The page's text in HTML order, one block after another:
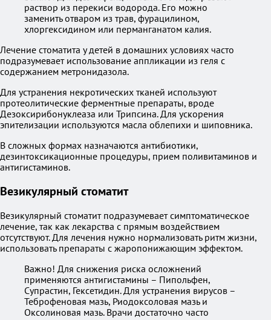
раствор из перекиси водорода. Его можно
заменить отваром из трав, фурацилином,
хлоргексидином или перманганатом калия.
Лечение стоматита у детей в домашних условиях часто
подразумевает использование аппликации из геля с
содержанием метронидазола.
Для устранения некротических тканей используют
протеолитические ферментные препараты, вроде
Дезоксирибонуклеаза или Трипсина. Для ускорения
эпителизации используются масла облепихи и шиповника.
В сложных формах назначаются антибиотики,
дезинтоксикационные процедуры, прием поливитаминов и
антигистаминов.
Везикулярный стоматит
Везикулярный стоматит подразумевает симптоматическое
лечение, так как лекарства с прямым воздействием
отсутствуют. Для лечения нужно нормализовать ритм жизни,
использовать препараты с жаропонижающим эффектом.
Важно! Для снижения риска осложнений
применяются антигистамины – Пипольфен,
Супрастин, Гексетидин. Для устранения вирусов –
Теброфеновая мазь, Риодоксоловая мазь и
Оксолиновая мазь. Врачи достаточно часто